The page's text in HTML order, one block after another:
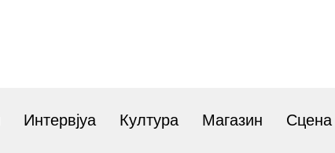
Интервјуа Култура Магазин Сцена